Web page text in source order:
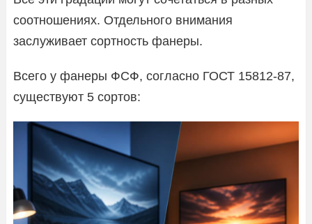
соотношениях. Отдельного внимания
заслуживает сортность фанеры.
Всего у фанеры ФСФ, согласно ГОСТ 15812-87,
существуют 5 сортов: